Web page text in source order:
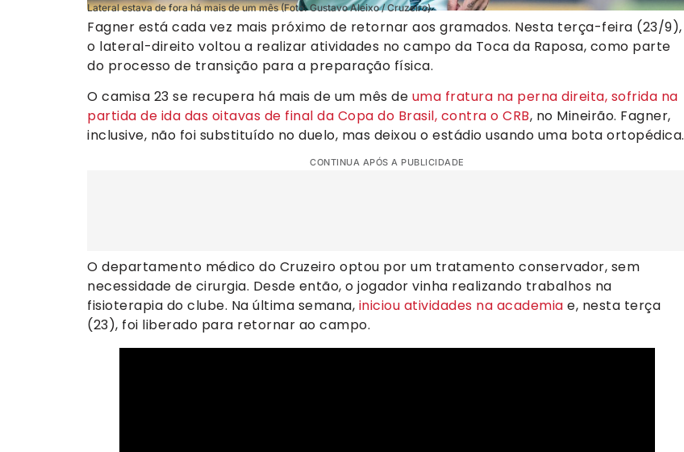
Lateral estava de fora há mais de um mês (Foto: Gustavo Aleixo / Cruzeiro)
Fagner está cada vez mais próximo de retornar aos gramados. Nesta terça-feira (23/9),
o lateral-direito voltou a realizar atividades no campo da Toca da Raposa, como parte
do processo de transição para a preparação física.
O camisa 23 se recupera há mais de um mês de uma fratura na perna direita, sofrida na
partida de ida das oitavas de final da Copa do Brasil, contra o CRB, no Mineirão. Fagner,
inclusive, não foi substituído no duelo, mas deixou o estádio usando uma bota ortopédica.
CONTINUA APÓS A PUBLICIDADE
O departamento médico do Cruzeiro optou por um tratamento conservador, sem
necessidade de cirurgia. Desde então, o jogador vinha realizando trabalhos na
fisioterapia do clube. Na última semana, iniciou atividades na academia e, nesta terça
(23), foi liberado para retornar ao campo.